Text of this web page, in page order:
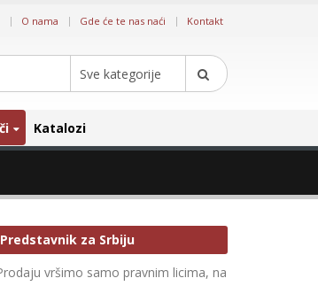
| O nama Gde će te nas naći Kontakt
Sve kategorije
Katalozi
Predstavnik za Srbiju
vršimo samo pravnim licima, na